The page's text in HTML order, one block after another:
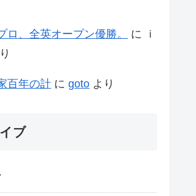
ロ、全英オープン優勝。 に
ｉ
百年の計 に goto より
ブ